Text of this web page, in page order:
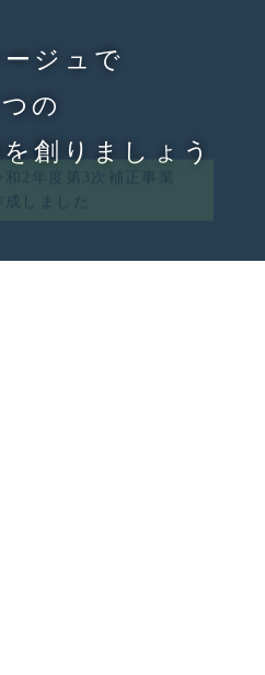
ー ジ ュ で
つ の
を創 り ま し ょ う